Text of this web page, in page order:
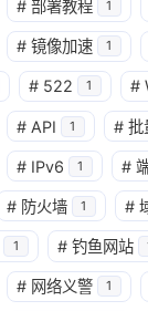
# 部署教程 1
# 镜像加速 1
# 522 1 #
# API 1 # 批
# IPv6 1 #
# 防火墙 1 #
1 # 钓鱼网站
# 网络义警 1